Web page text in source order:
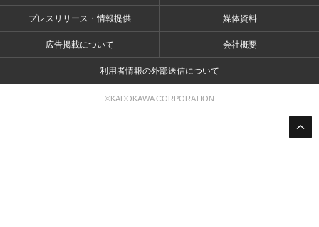
プレスリリース・情報提供 媒体資料
広告掲載について 会社概要
利用者情報の外部送信について
©KADOKAWA CORPORATION